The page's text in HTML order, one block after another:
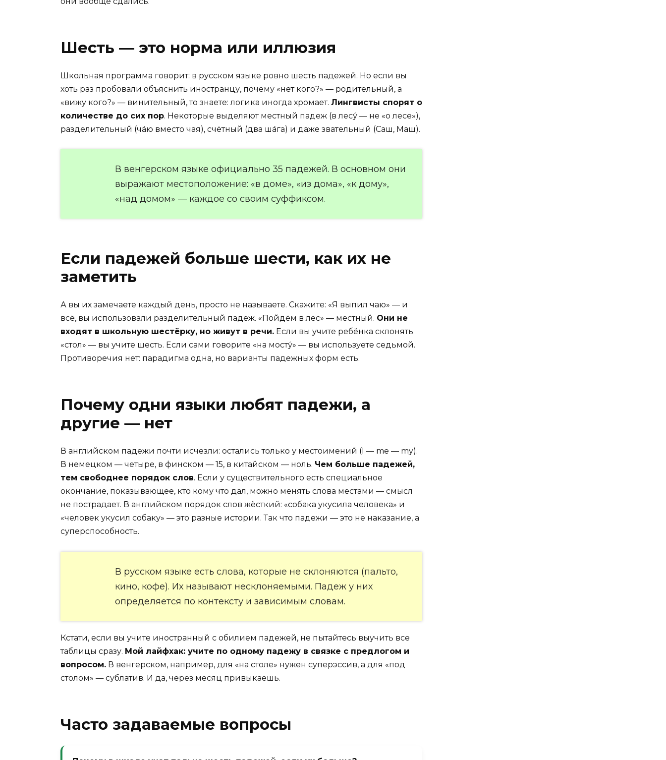
Шесть — это норма или иллюзия
Школьная программа говорит: в русском языке ровно шесть падежей. Но если вы
хоть раз пробовали объяснить иностранцу, почему «нет кого?» — родительный, а
«вижу кого?» — винительный, то знаете: логика иногда хромает. Лингвисты спорят о
количестве до сих пор. Некоторые выделяют местный падеж (в лесу́ — не «о лесе»),
разделительный (ча́ю вместо чая), счётный (два ша́га) и даже звательный (Саш, Маш).
В венгерском языке официально 35 падежей. В основном они
выражают местоположение: «в доме», «из дома», «к дому»,
«над домом» — каждое со своим суффиксом.
Если падежей больше шести, как их не
заметить
А вы их замечаете каждый день, просто не называете. Скажите: «Я выпил чаю» — и
всё, вы использовали разделительный падеж. «Пойдём в лес» — местный. Они не
входят в школьную шестёрку, но живут в речи. Если вы учите ребёнка склонять
«стол» — вы учите шесть. Если сами говорите «на мосту́» — вы используете седьмой.
Противоречия нет: парадигма одна, но варианты падежных форм есть.
Почему одни языки любят падежи, а
другие — нет
В английском падежи почти исчезли: остались только у местоимений (I — me — my).
В немецком — четыре, в финском — 15, в китайском — ноль. Чем больше падежей,
тем свободнее порядок слов. Если у существительного есть специальное
окончание, показывающее, кто кому что дал, можно менять слова местами — смысл
не пострадает. В английском порядок слов жёсткий: «собака укусила человека» и
«человек укусил собаку» — это разные истории. Так что падежи — это не наказание, а
суперспособность.
В русском языке есть слова, которые не склоняются (пальто,
кино, кофе). Их называют несклоняемыми. Падеж у них
определяется по контексту и зависимым словам.
Кстати, если вы учите иностранный с обилием падежей, не пытайтесь выучить все
таблицы сразу. Мой лайфхак: учите по одному падежу в связке с предлогом и
вопросом. В венгерском, например, для «на столе» нужен суперэссив, а для «под
столом» — сублатив. И да, через месяц привыкаешь.
Часто задаваемые вопросы